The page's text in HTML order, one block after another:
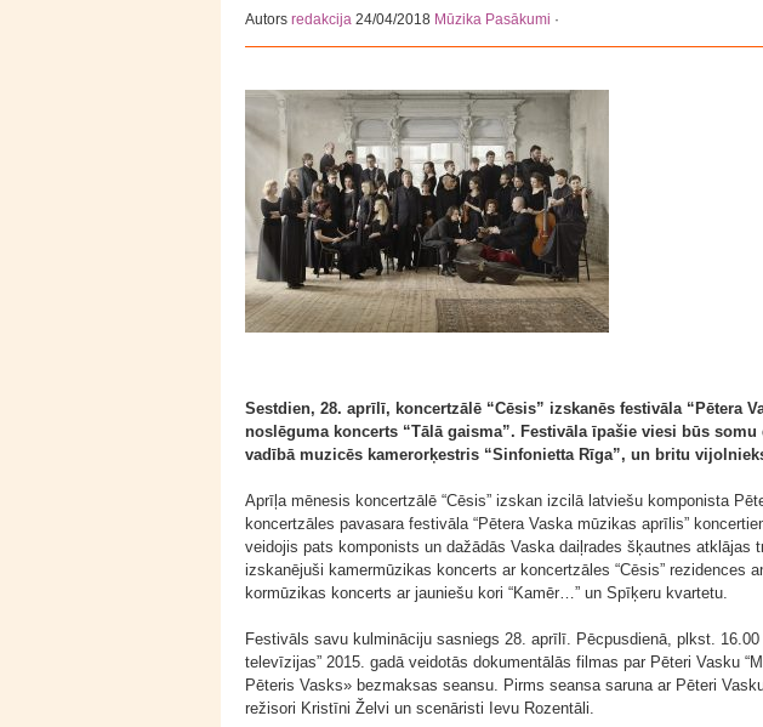
Autors redakcija 24/04/2018 Mūzika Pasākumi ·
Sestdien, 28. aprīlī, koncertzālē “Cēsis” izskanēs festivāla “Pētera
noslēguma koncerts “Tālā gaisma”. Festivāla īpašie viesi būs
vadībā muzicēs kamerorķestris “Sinfonietta Rīga”, un britu
Aprīļa mēnesis koncertzālē “Cēsis” izskan izcilā latviešu komponista
koncertzāles pavasara festivāla “Pētera Vaska mūzikas aprīlis”
veidojis pats komponists un dažādās Vaska daiļrades šķautnes atklājas
izskanējuši kamermūzikas koncerts ar koncertzāles “Cēsis” rezidences
kormūzikas koncerts ar jauniešu kori “Kamēr…” un Spīķeru kvartetu.
Festivāls savu kulmināciju sasniegs 28. aprīlī. Pēcpusdienā, plkst.
televīzijas” 2015. gadā veidotās dokumentālās filmas par Pēteri Vasku
Pēteris Vasks» bezmaksas seansu. Pirms seansa saruna ar Pēteri
režisori Kristīni Želvi un scenāristi Ievu Rozentāli.